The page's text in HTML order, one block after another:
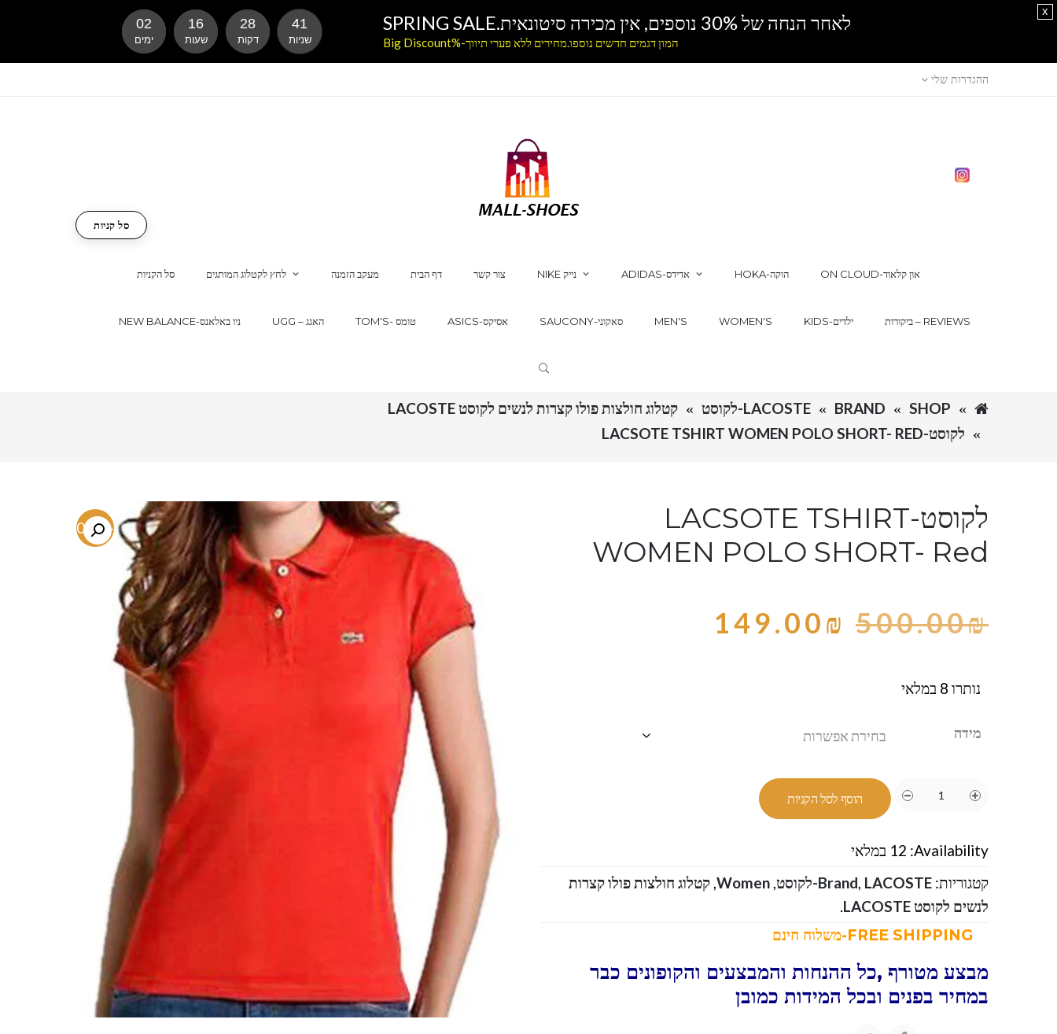
ההגדרות שלי
סל הקניות לחץ לקטלוג המותגים מעקב הזמנה דף הבית צור קשר NIKE נייק ADIDAS-אדידס HOKA-הוקה ON CLOUD-און קלאוד
NEW BALANCE-ניו באלאנס UGG – האגג TOM'S- טומס ASICS-אסיקס SAUCONY-סאקוני MEN'S WOMEN'S KIDS-ילדים ביקורות – REVIEWS
סל קניות
SHOP
BRAND LACOSTE-לקוסט
קטלוג חולצות פולו קצרות לנשים לקוסט LACOSTE
לקוסט-LACSOTE TSHIRT WOMEN POLO SHORT- RED
-70.2%
לקוסט-LACSOTE TSHIRT
WOMEN POLO SHORT- Red
500.00₪
149.00₪
נותרו 8 במלאי
מידה
הוסף לסל הקניות
Availability: 12 במלאי
קטגוריות:
Brand, LACOSTE-לקוסט ,
Women
,קטלוג חולצות פולו קצרות
לנשים לקוסט LACOSTE
.
מבצע מטורף ,כל ההנחות והמבצעים והקופונים כבר
במחיר בפנים ובכל המידות כמובן
לאחר הנחה של 30% נוספים, אין מכירה סיטונאית.SPRING SALE
המון דגמים חדשים נוספו.מחירים ללא פערי תיווך-%Big Discount
02
ימים
16
שעות
28
דקות
41
שניות
x